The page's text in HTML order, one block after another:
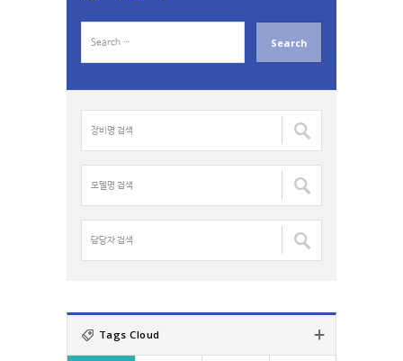
a
명
색
:
델
명
:자
:
Tags Cloud